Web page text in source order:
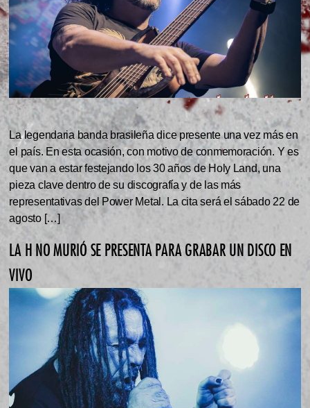
La legendaria banda brasileña dice presente una vez más en
el país. En esta ocasión, con motivo de conmemoración. Y es
que van a estar festejando los 30 años de Holy Land, una
pieza clave dentro de su discografía y de las más
representativas del Power Metal. La cita será el sábado 22 de
agosto […]
LA H NO MURIÓ SE PRESENTA PARA GRABAR UN DISCO EN
VIVO